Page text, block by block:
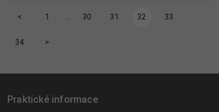
< 1 … 30 31 32 33
34 >
Praktické informace